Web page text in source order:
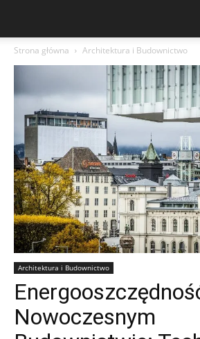
Strona główna Architektura i Budownictwo
Architektura i Budownictwo
Nowoczesnym